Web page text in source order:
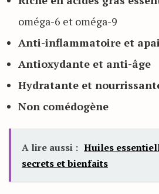
oméga-6 et oméga-9
Anti-inflammatoire et
Antioxydante et anti-âge
Hydratante et
Non comédogène
A lire aussi : Huiles
secrets et bienfaits